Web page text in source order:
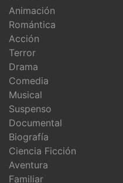
Animación
Romántica
Acción
Terror
Drama
Comedia
Musical
Suspenso
Documental
Biografía
Ciencia Ficción
Aventura
Familiar